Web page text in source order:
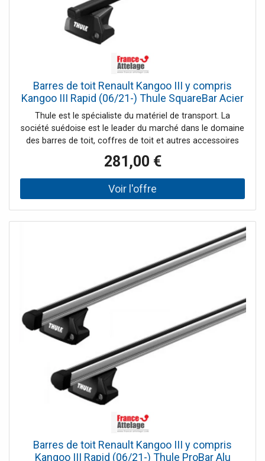
Barres de toit Renault Kangoo III y compris
Kangoo III Rapid (06/21-) Thule SquareBar Acier
Thule est le spécialiste du matériel de transport. La
société suédoise est le leader du marché dans le domaine
des barres de toit, coffres de toit et autres accessoires
pour systèmes de portage auto. France Attelage vous
offre une large gamme de la marque Thule et vous
propose les meilleurs prix tout au long de l'année.
281,00 €
Barres de toit Renault Kangoo III y compris
Kangoo III Rapid (06/21-) Thule ProBar Alu